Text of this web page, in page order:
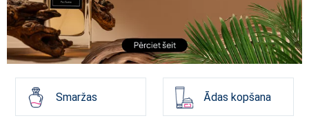
Smaržas Ādas kopšana